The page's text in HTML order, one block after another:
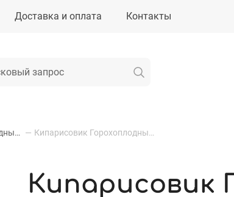
Доставка и оплата Контакты
Кипарисовик Горохоплодный Филифера Нана — Кипарисовик Горохоплодный Филифера Нана
Кипарисовик